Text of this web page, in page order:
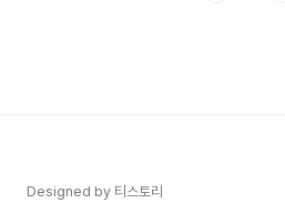
Designed by 티스토리